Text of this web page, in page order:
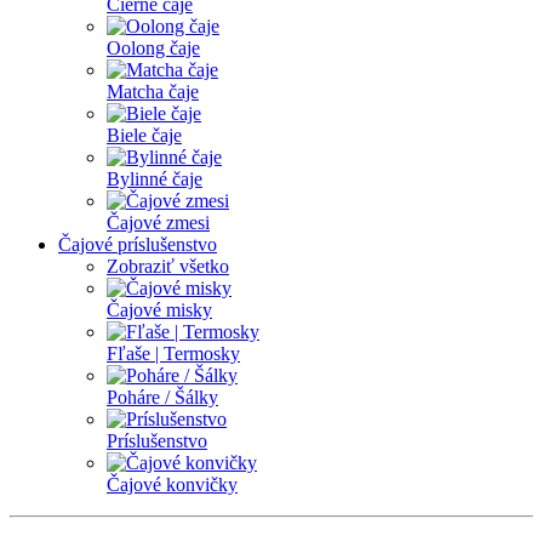
Čierne čaje
Oolong čaje
Matcha čaje
Biele čaje
Bylinné čaje
Čajové zmesi
Čajové príslušenstvo
Zobraziť všetko
Čajové misky
Fľaše | Termosky
Poháre / Šálky
Príslušenstvo
Čajové konvičky